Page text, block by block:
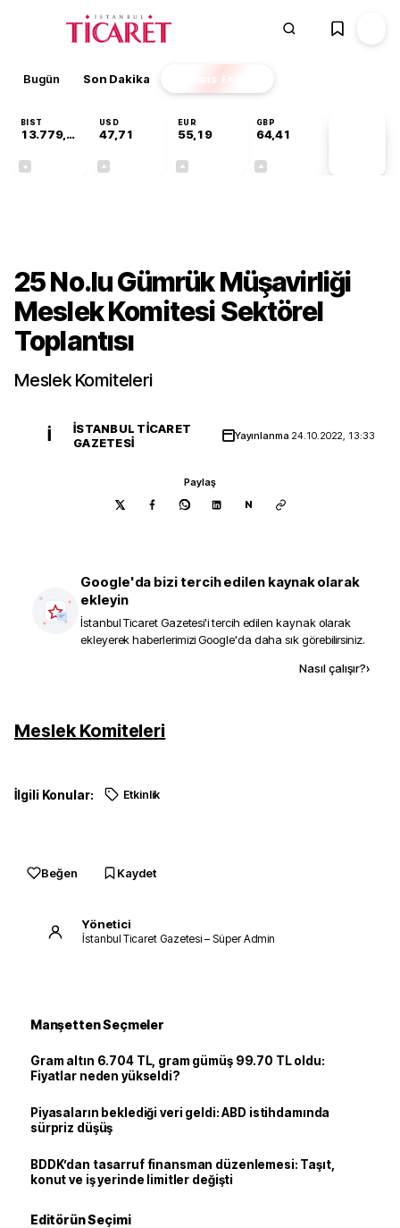
Bugün Son Dakika Finans EKSTRA
BIST
13.779,39
USD
47,71
EUR
55,19
GBP
64,41
25 No.lu Gümrük Müşavirliği
Meslek Komitesi Sektörel
Toplantısı
Meslek Komiteleri
İ
İSTANBUL TICARET
GAZETESI
Yayınlanma 24.10.2022, 13:33
Paylaş
N
Google'da bizi tercih edilen kaynak olarak
ekleyin
İstanbul Ticaret Gazetesi'i tercih edilen kaynak olarak
ekleyerek haberlerimizi Google'da daha sık görebilirsiniz.
Nasıl çalışır?›
Meslek Komiteleri
İlgili Konular: Etkinlik
Beğen Kaydet
Yönetici
İstanbul Ticaret Gazetesi – Süper Admin
Manşetten Seçmeler
Gram altın 6.704 TL, gram gümüş 99.70 TL oldu:
Fiyatlar neden yükseldi?
Piyasaların beklediği veri geldi: ABD istihdamında
sürpriz düşüş
BDDK’dan tasarruf finansman düzenlemesi: Taşıt,
konut ve iş yerinde limitler değişti
Editörün Seçimi